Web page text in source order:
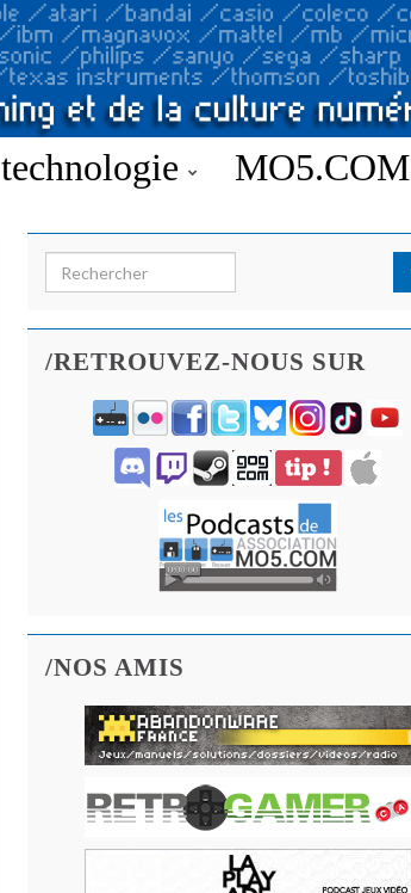
technologie MO5.COM
Search for:
/RETROUVEZ-NOUS SUR
/NOS AMIS